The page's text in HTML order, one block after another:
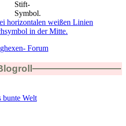
bunte Welt